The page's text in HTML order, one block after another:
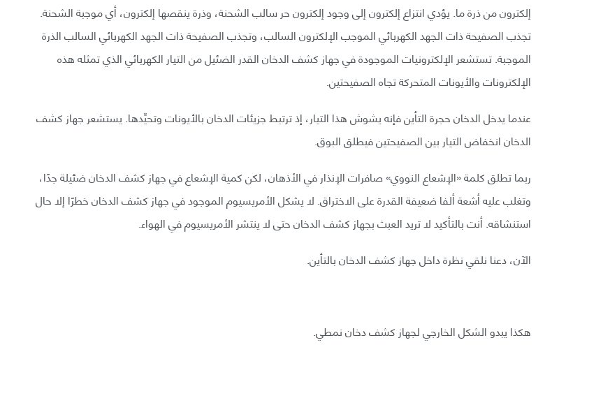
إلكترون من ذرة ما. يؤدي انتزاع إلكترون إلى وجود إلكترون حر سالب الشحنة، وذرة ينقصها إلكترون، أي موجبة الشحنة.
تجذب الصفيحة ذات الجهد الكهربائي الموجب الإلكترون السالب، وتجذب الصفيحة ذات الجهد الكهربائي السالب الذرة
الموجبة. تستشعر الإلكترونيات الموجودة في جهاز كشف الدخان القدر الضئيل من التيار الكهربائي الذي تمثله هذه
الإلكترونات والأيونات المتحركة تجاه الصفيحتين.
عندما يدخل الدخان حجرة التأين فإنه يشوش هذا التيار، إذ ترتبط جزيئات الدخان بالأيونات وتحيِّدها. يستشعر جهاز كشف
الدخان انخفاض التيار بين الصفيحتين فيطلق البوق.
ربما تطلق كلمة «الإشعاع النووي» صافرات الإنذار في الأذهان، لكن كمية الإشعاع في جهاز كشف الدخان ضئيلة جدًا،
وتغلب عليه أشعة ألفا ضعيفة القدرة على الاختراق. لا يشكل الأمريسيوم الموجود في جهاز كشف الدخان خطرًا إلا حال
استنشاقه. أنت بالتأكيد لا تريد العبث بجهاز كشف الدخان حتى لا ينتشر الأمريسيوم في الهواء.
الآن، دعنا نلقي نظرة داخل جهاز كشف الدخان بالتأين.
هكذا يبدو الشكل الخارجي لجهاز كشف دخان نمطي.